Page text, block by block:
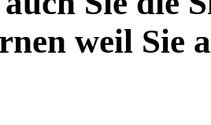
weil Sie